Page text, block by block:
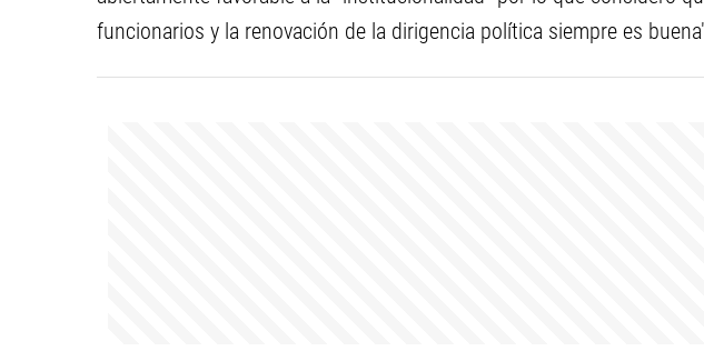
funcionarios y la renovación de la dirigencia política siempre es